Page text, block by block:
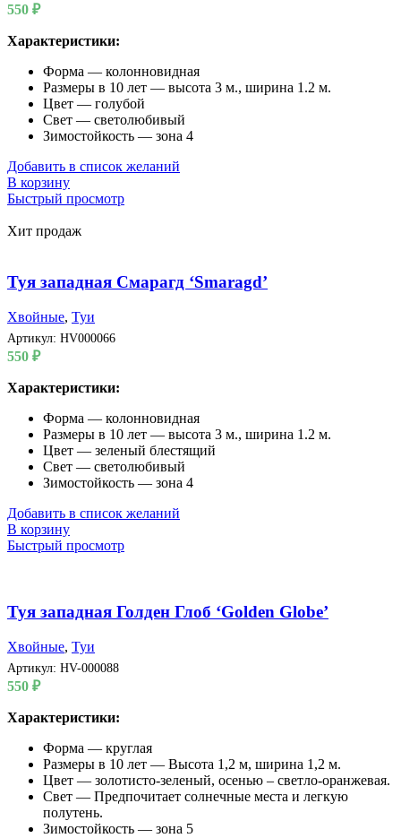
550 ₽
Характеристики:
Форма — колонновидная
Размеры в 10 лет — высота 3 м., ширина 1.2 м.
Цвет — голубой
Свет — светолюбивый
Зимостойкость — зона 4
Добавить в список желаний
В корзину
Быстрый просмотр
Хит продаж
Туя западная Смарагд ‘Smaragd’
Хвойные, Туи
Артикул: HV000066
550 ₽
Характеристики:
Форма — колонновидная
Размеры в 10 лет — высота 3 м., ширина 1.2 м.
Цвет — зеленый блестящий
Свет — светолюбивый
Зимостойкость — зона 4
Добавить в список желаний
В корзину
Быстрый просмотр
Туя западная Голден Глоб ‘Golden Globe’
Хвойные, Туи
Артикул: HV-000088
550 ₽
Характеристики:
Форма — круглая
Размеры в 10 лет — Высота 1,2 м, ширина 1,2 м.
Цвет — золотисто-зеленый, осенью – светло-оранжевая.
Свет — Предпочитает солнечные места и легкую
полутень.
Зимостойкость — зона 5